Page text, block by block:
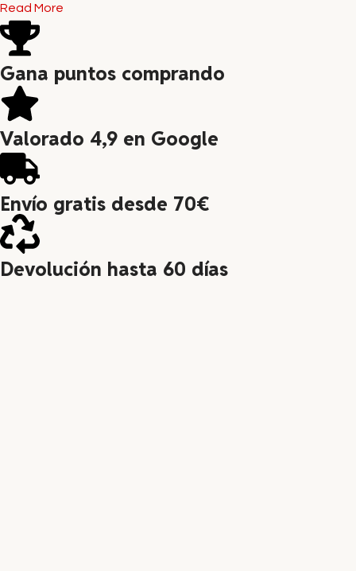
Read More
Gana puntos comprando
Valorado 4,9 en Google
Envío gratis desde 70€
Devolución hasta 60 días